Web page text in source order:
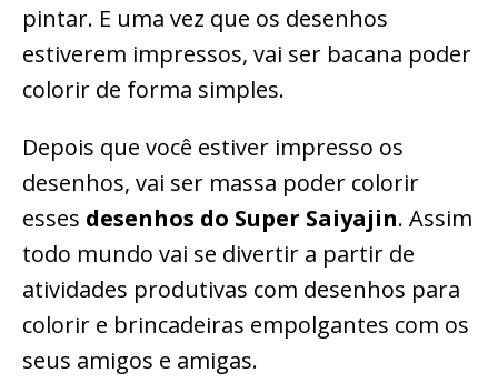
pintar. E uma vez que os desenhos
estiverem impressos, vai ser bacana poder
colorir de forma simples.
Depois que você estiver impresso os
desenhos, vai ser massa poder colorir
esses desenhos do Super Saiyajin. Assim
todo mundo vai se divertir a partir de
atividades produtivas com desenhos para
colorir e brincadeiras empolgantes com os
seus amigos e amigas.